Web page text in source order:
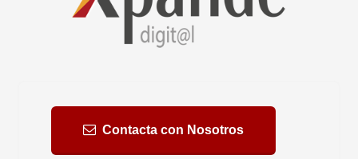
Contacta con Nosotros